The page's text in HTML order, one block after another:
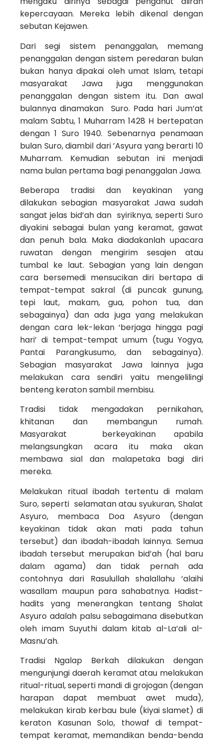
kepercayaan. Mereka lebih dikenal dengan
sebutan Kejawen.
Dari segi sistem penanggalan, memang
penanggalan dengan sistem peredaran bulan
bukan hanya dipakai oleh umat Islam, tetapi
masyarakat Jawa juga menggunakan
penanggalan dengan sistem itu. Dan awal
bulannya dinamakan Suro. Pada hari Jum’at
malam Sabtu, 1 Muharram 1428 H bertepatan
dengan 1 Suro 1940. Sebenarnya penamaan
bulan Suro, diambil dari ’Asyura yang berarti 10
Muharram. Kemudian sebutan ini menjadi
nama bulan pertama bagi penanggalan Jawa.
Beberapa tradisi dan keyakinan yang
dilakukan sebagian masyarakat Jawa sudah
sangat jelas bid’ah dan syiriknya, seperti Suro
diyakini sebagai bulan yang keramat, gawat
dan penuh bala. Maka diadakanlah upacara
ruwatan dengan mengirim sesajen atau
tumbal ke laut. Sebagian yang lain dengan
cara bersemedi mensucikan diri bertapa di
tempat-tempat sakral (di puncak gunung,
tepi laut, makam, gua, pohon tua, dan
sebagainya) dan ada juga yang melakukan
dengan cara lek-lekan ‘berjaga hingga pagi
hari’ di tempat-tempat umum (tugu Yogya,
Pantai Parangkusumo, dan sebagainya).
Sebagian masyarakat Jawa lainnya juga
melakukan cara sendiri yaitu mengelilingi
benteng keraton sambil membisu.
Tradisi tidak mengadakan pernikahan,
khitanan dan membangun rumah.
Masyarakat berkeyakinan apabila
melangsungkan acara itu maka akan
membawa sial dan malapetaka bagi diri
mereka.
Melakukan ritual ibadah tertentu di malam
Suro, seperti selamatan atau syukuran, Shalat
Asyuro, membaca Doa Asyuro (dengan
keyakinan tidak akan mati pada tahun
tersebut) dan ibadah-ibadah lainnya. Semua
ibadah tersebut merupakan bid’ah (hal baru
dalam agama) dan tidak pernah ada
contohnya dari Rasulullah shalallahu ‘alaihi
wasallam maupun para sahabatnya. Hadist-
hadits yang menerangkan tentang Shalat
Asyuro adalah palsu sebagaimana disebutkan
oleh imam Suyuthi dalam kitab al-La’ali al-
Masnu’ah.
Tradisi Ngalap Berkah dilakukan dengan
mengunjungi daerah keramat atau melakukan
ritual-ritual, seperti mandi di grojogan (dengan
harapan dapat membuat awet muda),
melakukan kirab kerbau bule (kiyai slamet) di
keraton Kasunan Solo, thowaf di tempat-
tempat keramat, memandikan benda-benda